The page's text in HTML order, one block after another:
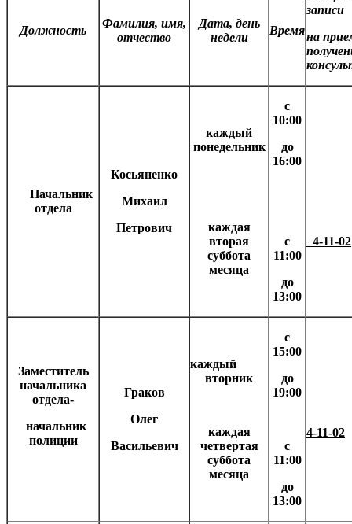
Должность
Фамилия, имя,
отчество
Дата, день
недели
Время
записи
на
Начальник
отдела
Косьяненко
Михаил
Петрович
каждый
понедельник
каждая
вторая
суббота
месяца
с
10:00
до
16:00
с
11:00
до
13:00
4-11-02
Заместитель
начальника
отдела-
начальник
полиции
Граков
Олег
Васильевич
каждый
вторник
каждая
четвертая
суббота
месяца
с
15:00
до
19:00
с
11:00
до
13:00
4-11-02